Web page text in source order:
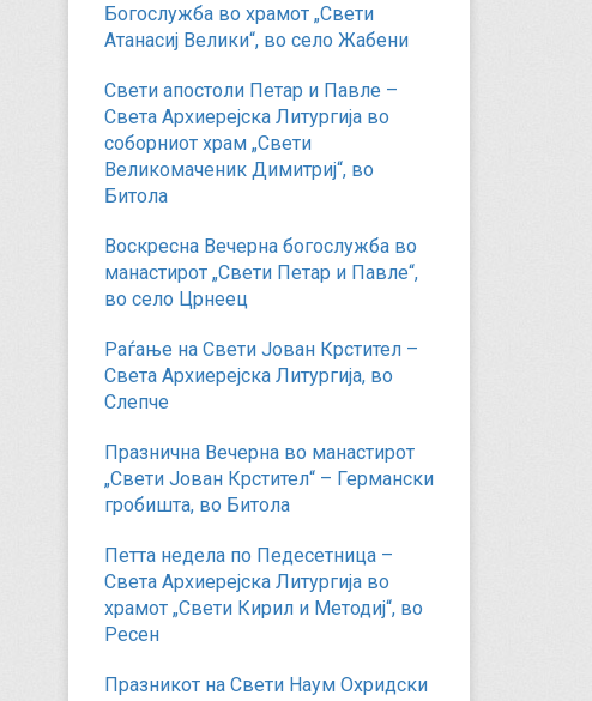
Богослужба во храмот „Свети
Атанасиј Велики“, во село Жабени
Свети апостоли Петар и Павле –
Света Архиерејска Литургија во
соборниот храм „Свети
Великомаченик Димитриј“, во
Битола
Воскресна Вечерна богослужба во
манастирот „Свети Петар и Павле“,
во село Црнеец
Раѓање на Свети Јован Крстител –
Света Архиерејска Литургија, во
Слепче
Празнична Вечерна во манастирот
„Свети Јован Крстител“ – Германски
гробишта, во Битола
Петта недела по Педесетница –
Света Архиерејска Литургија во
храмот „Свети Кирил и Методиј“, во
Ресен
Празникот на Свети Наум Охридски